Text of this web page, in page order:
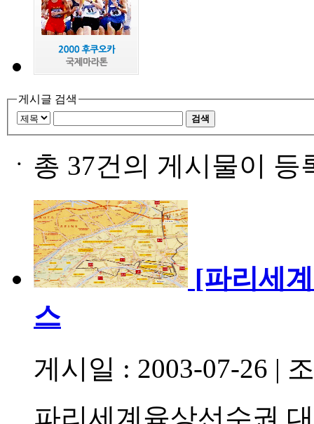
게시글 검색
검색
ㆍ 총 37건의 게시물이 등
[파리세
스
게시일 : 2003-07-26 |
파리세계육상선수권